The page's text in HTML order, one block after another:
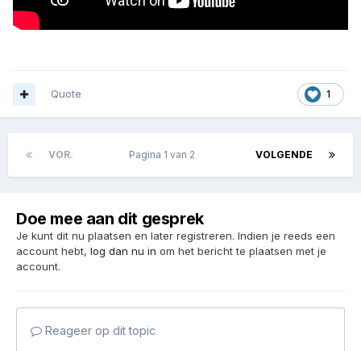
1
Quote
VOR. VOLGENDE
Pagina 1 van 2
Doe mee aan dit gesprek
Je kunt dit nu plaatsen en later registreren. Indien je reeds een
account hebt, log dan nu in om het bericht te plaatsen met je
account.
Reageer op dit topic